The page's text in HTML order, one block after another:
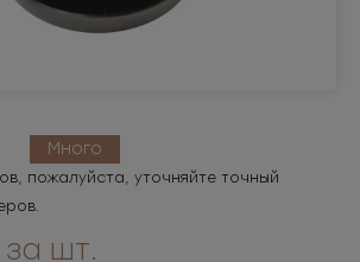
Много
пожалуйста, уточняйте точный
за шт.